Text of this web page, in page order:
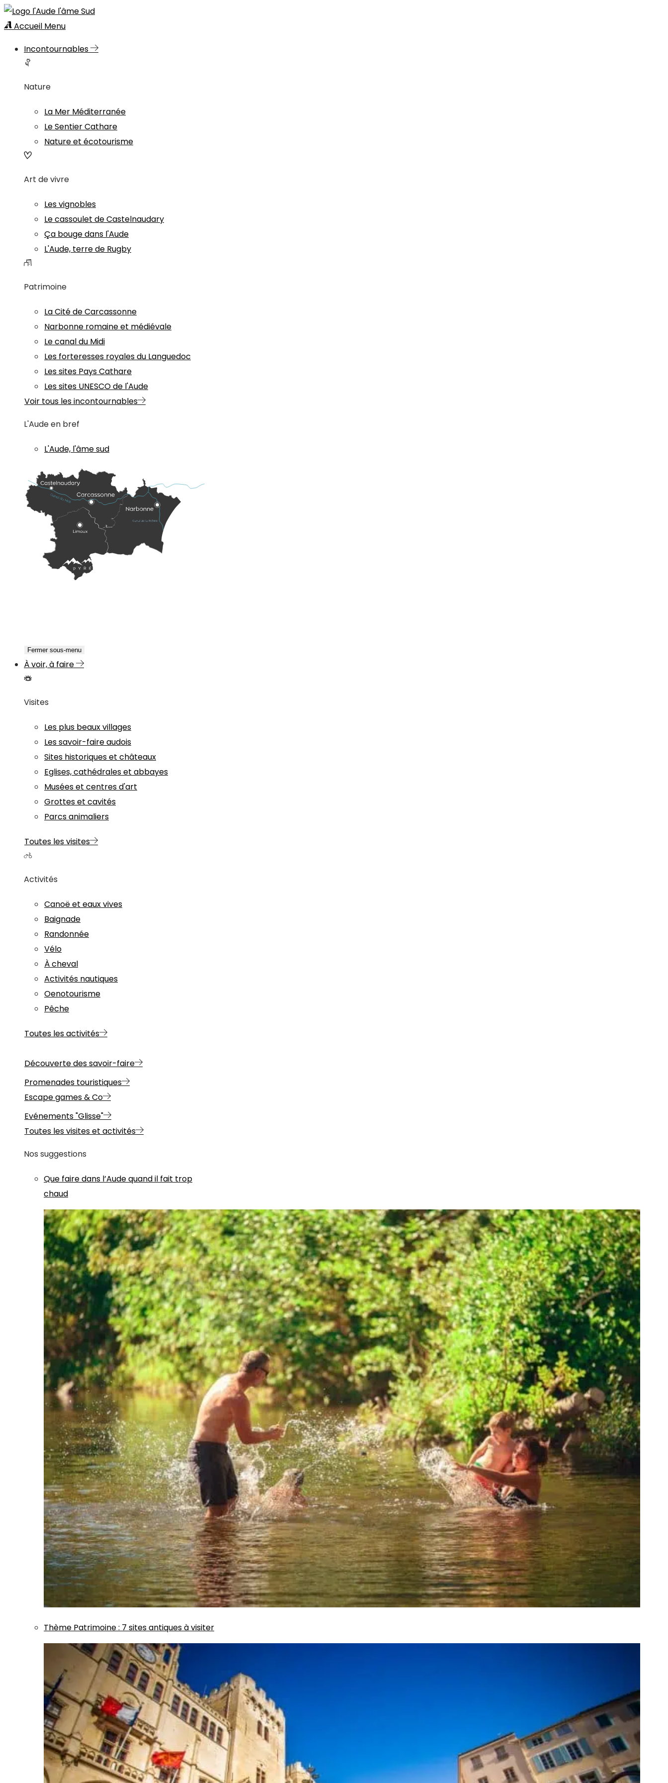
Accueil Menu
Incontournables
Nature
La Mer Méditerranée
Le Sentier Cathare
Nature et écotourisme
Art de vivre
Les vignobles
Le cassoulet de Castelnaudary
Ça bouge dans l'Aude
L'Aude, terre de Rugby
Patrimoine
La Cité de Carcassonne
Narbonne romaine et médiévale
Le canal du Midi
Les forteresses royales du Languedoc
Les sites Pays Cathare
Les sites UNESCO de l'Aude
Voir tous les incontournables
L'Aude en bref
L'Aude, l'âme sud
Fermer sous-menu
À voir, à faire
Visites
Les plus beaux villages
Les savoir-faire audois
Sites historiques et châteaux
Eglises, cathédrales et abbayes
Musées et centres d'art
Grottes et cavités
Parcs animaliers
Toutes les visites
Activités
Canoë et eaux vives
Baignade
Randonnée
Vélo
À cheval
Activités nautiques
Oenotourisme
Pêche
Toutes les activités
Découverte des savoir-faire
Promenades touristiques
Escape games & Co
Evénements "Glisse"
Toutes les visites et activités
Nos suggestions
Que faire dans l’Aude quand il fait trop
chaud
Thème Patrimoine: 7 sites antiques à visiter